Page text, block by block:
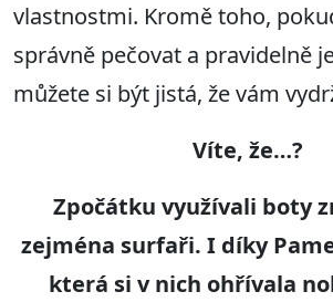
vlastnostmi. Kromě toho,
správně pečovat a pravidelně
můžete si být jistá, že vám
Víte, že…?
Zpočátku využívali boty
zejména surfaři. I díky
která si v nich ohřívala